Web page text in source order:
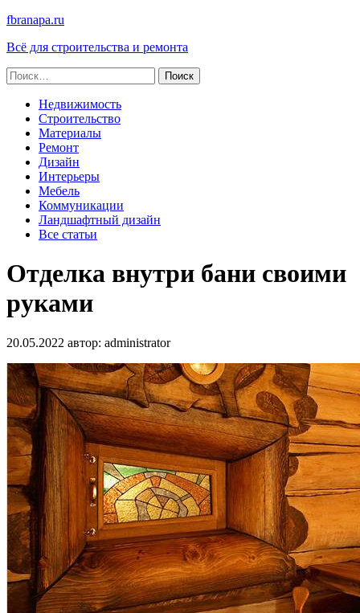
fbranapa.ru
Всё для строительства и ремонта
Найти:
Недвижимость
Строительство
Материалы
Ремонт
Дизайн
Интерьеры
Мебель
Коммуникации
Ландшафтный дизайн
Все статьи
Отделка внутри бани своими
руками
20.05.2022 автор: administrator